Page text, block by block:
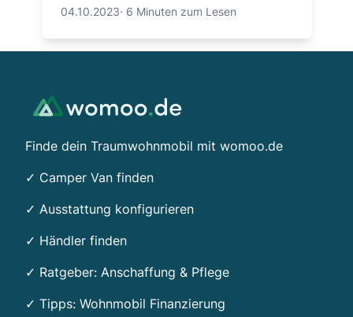
04.10.2023· 6 Minuten zum Lesen
Finde dein Traumwohnmobil mit womoo.de
✓ Camper Van finden
✓ Ausstattung konfigurieren
✓ Händler finden
✓ Ratgeber: Anschaffung & Pflege
✓ Tipps: Wohnmobil Finanzierung